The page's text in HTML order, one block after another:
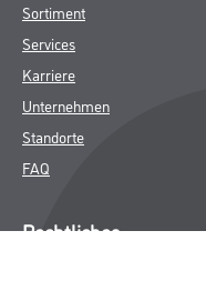
Sortiment
Services
Karriere
Unternehmen
Standorte
FAQ
Rechtliches